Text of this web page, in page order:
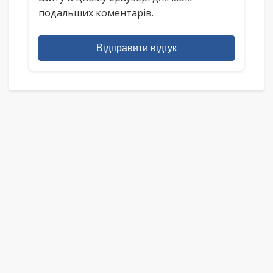
подальших коментарів.
Відправити відгук